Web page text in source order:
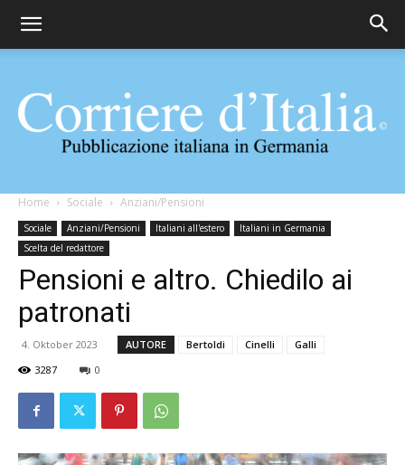
Corriere
d'Italia
Home Sociale Anziani/Pensioni
Sociale Anziani/Pensioni Italiani all'estero
Italiani in Germania
Scelta del redattore
Pensioni e altro. Chiedilo ai
patronati
4. Oktober 2023 AUTORE Bertoldi Cinelli
Galli
3287
0